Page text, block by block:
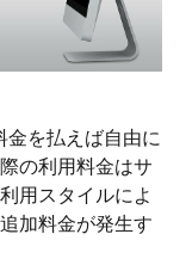
金を払えば自由に
の利用料金はサ
用スタイルによ
加料金が発生す